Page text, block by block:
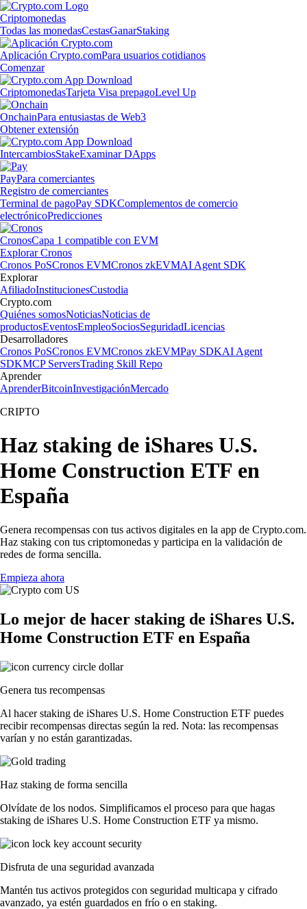
Criptomonedas
Todas las monedasCestasGanarStaking
Aplicación Crypto.comPara usuarios cotidianos
Comenzar
CriptomonedasTarjeta Visa prepagoLevel Up
OnchainPara entusiastas de Web3
Obtener extensión
IntercambiosStakeExaminar DApps
PayPara comerciantes
Registro de comerciantes
Terminal de pagoPay SDKComplementos de comercio
electrónicoPredicciones
CronosCapa 1 compatible con EVM
Explorar Cronos
Cronos PoSCronos EVMCronos zkEVMAI Agent SDK
Explorar
AfiliadoInstitucionesCustodia
Crypto.com
Quiénes somosNoticiasNoticias de
productosEventosEmpleoSociosSeguridadLicencias
Desarrolladores
Cronos PoSCronos EVMCronos zkEVMPay SDKAI Agent
SDKMCP ServersTrading Skill Repo
Aprender
AprenderBitcoinInvestigaciónMercado
CRIPTO
Haz staking de iShares U.S.
Home Construction ETF en
España
Genera recompensas con tus activos digitales en la app de Crypto.com.
Haz staking con tus criptomonedas y participa en la validación de
redes de forma sencilla.
Empieza ahora
Lo mejor de hacer staking de iShares U.S.
Home Construction ETF en España
Genera tus recompensas
Al hacer staking de iShares U.S. Home Construction ETF puedes
recibir recompensas directas según la red. Nota: las recompensas
varían y no están garantizadas.
Haz staking de forma sencilla
Olvídate de los nodos. Simplificamos el proceso para que hagas
staking de iShares U.S. Home Construction ETF ya mismo.
Disfruta de una seguridad avanzada
Mantén tus activos protegidos con seguridad multicapa y cifrado
avanzado, ya estén guardados en frío o en staking.